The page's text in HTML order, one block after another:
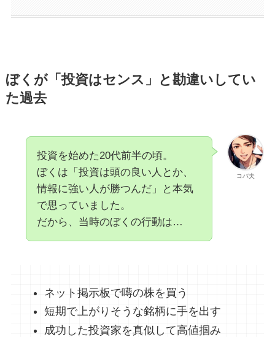
ぼくが「投資はセンス」と勘違いしてい
た過去
コバ夫
投資を始めた20代前半の頃。
ぼくは「投資は頭の良い人とか、
情報に強い人が勝つんだ」と本気
で思っていました。
だから、当時のぼくの行動は…
ネット掲示板で噂の株を買う
短期で上がりそうな銘柄に手を出す
成功した投資家を真似して高値掴み